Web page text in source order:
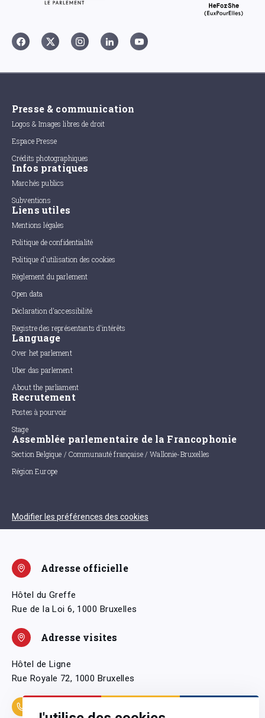
Presse & communication
Logos & Images libres de droit
Espace Presse
Crédits photographiques
Infos pratiques
Marchés publics
Subventions
Liens utiles
Mentions légales
Politique de confidentialité
Politique d'utilisation des cookies
Règlement du parlement
Open data
Déclaration d'accessibilité
Registre des représentants d'intérêts
Language
Over het parlement
Uber das parlement
About the parliament
Recrutement
Postes à pourvoir
Stage
Assemblée parlementaire de la Francophonie
Section Belgique / Communauté française / Wallonie-Bruxelles
Région Europe
Modifier les préférences des cookies
Adresse officielle
Hôtel du Greffe
Rue de la Loi 6, 1000 Bruxelles
Adresse visites
Hôtel de Ligne
Rue Royale 72, 1000 Bruxelles